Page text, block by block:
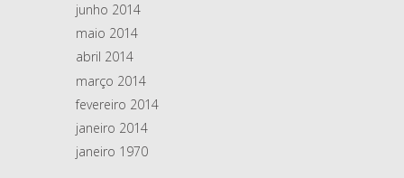
junho 2014
maio 2014
abril 2014
março 2014
fevereiro 2014
janeiro 2014
janeiro 1970